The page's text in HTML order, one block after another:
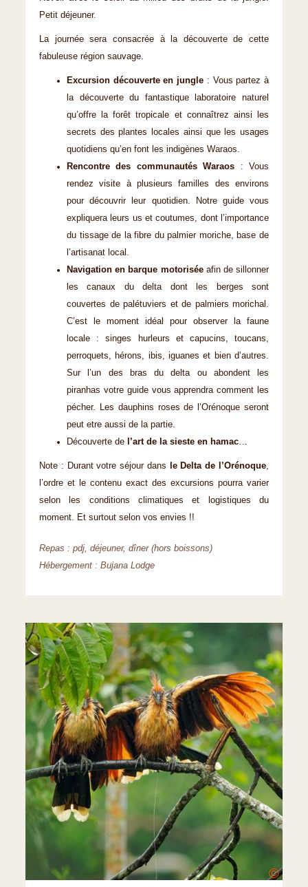
Petit déjeuner.
La journée sera consacrée à la découverte de cette
fabuleuse région sauvage.
Excursion découverte en jungle : Vous partez à
la découverte du fantastique laboratoire naturel
qu’offre la forêt tropicale et connaîtrez ainsi les
secrets des plantes locales ainsi que les usages
quotidiens qu’en font les indigènes Waraos.
Rencontre des communautés Waraos : Vous
rendez visite à plusieurs familles des environs
pour découvrir leur quotidien. Notre guide vous
expliquera leurs us et coutumes, dont l’importance
du tissage de la fibre du palmier moriche, base de
l’artisanat local.
Navigation en barque motoriséeafin de sillonner
les canaux du delta dont les berges sont
couvertes de palétuviers et de palmiers morichal.
C’est le moment idéal pour observer la faune
locale : singes hurleurs et capucins, toucans,
perroquets, hérons, ibis, iguanes et bien d’autres.
Sur l’un des bras du delta ou abondent les
piranhas votre guide vous apprendra comment les
pécher. Les dauphins roses de l’Orénoque seront
peut etre aussi de la partie.
Découverte de l’art de la sieste en hamac…
Note : Durant votre séjour dans le Delta de l’Orénoque,
l’ordre et le contenu exact des excursions pourra varier
selon les conditions climatiques et logistiques du
moment. Et surtout selon vos envies !!
Repas : pdj, déjeuner, dîner (hors boissons)
Hébergement : Bujana Lodge
©